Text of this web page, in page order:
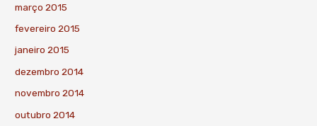
março 2015
fevereiro 2015
janeiro 2015
dezembro 2014
novembro 2014
outubro 2014